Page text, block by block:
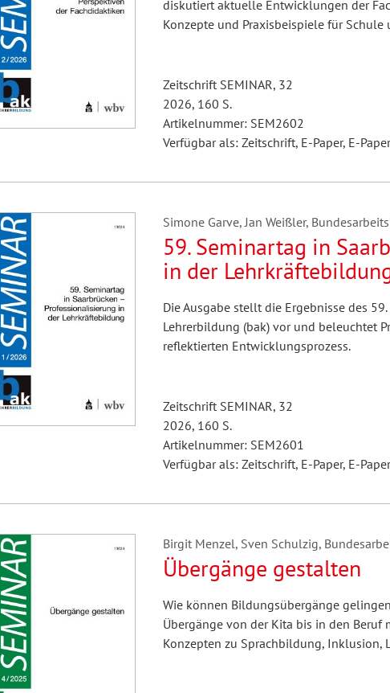
diskutiert aktuelle Entwicklungen der
Konzepte und Praxisbeispiele für
Zeitschrift SEMINAR, 32
2026, 160 S.
Artikelnummer: SEM2602
Verfügbar als: Zeitschrift, E-Paper, E-
Simone Garve, Jan Weißler,
59. Seminartag in
in der
Die Ausgabe stellt die Ergebnisse des
Lehrerbildung (bak) vor und beleuchtet
reflektierten Entwicklungsprozess.
Zeitschrift SEMINAR, 32
2026, 160 S.
Artikelnummer: SEM2601
Verfügbar als: Zeitschrift, E-Paper, E-
Birgit Menzel, Sven Schulzig,
Übergänge gestalten
Wie können Bildungsübergänge
Übergänge von der Kita bis in den
Konzepten zu Sprachbildung,